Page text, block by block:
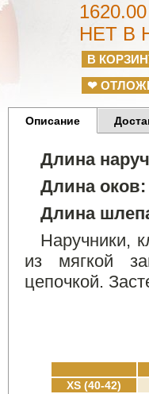
1620.00
НЕТ В
❤
Описание
Длина
Длина оков:
Длина
Наручники,
из мягкой
цепочкой.
XS (40-42)